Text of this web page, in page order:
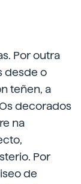
Por outra
desde o
teñen, a
decorados
na
Por
de